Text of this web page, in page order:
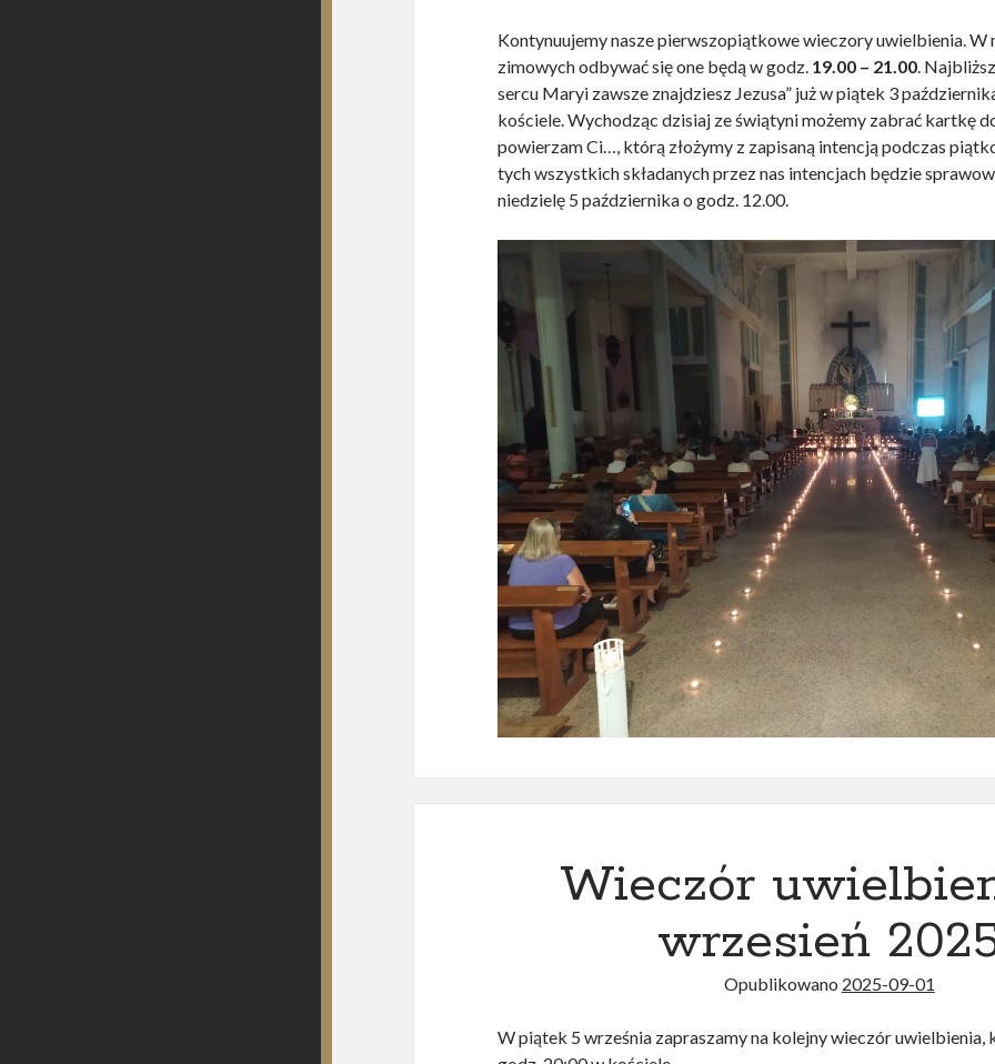
Kontynuujemy nasze pierwszopiątkowe wieczory uwielbienia. W
zimowych odbywać się one będą w godz. 19.00 – 21.00 .
sercu Maryi zawsze znajdziesz Jezusa” już w piątek 3
kościele. Wychodząc dzisiaj ze świątyni możemy zabrać kartkę
powierzam Ci…, którą złożymy z zapisaną intencją podczas
tych wszystkich składanych przez nas intencjach będzie
niedzielę 5 października o godz. 12.00.
Wieczór
wrzesień
Opublikowano 2025-09-01
W piątek 5 września zapraszamy na kolejny wieczór uwielbienia,